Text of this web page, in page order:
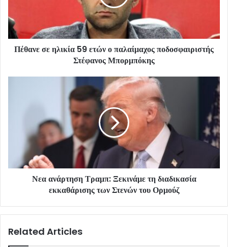
Πέθανε σε ηλικία 59 ετών ο παλαίμαχος ποδοσφαιριστής
Στέφανος Μπορμπόκης
Νεα ανάρτηση Τραμπ: Ξεκινάμε τη διαδικασία
εκκαθάρισης των Στενών του Ορμούζ
Related Articles